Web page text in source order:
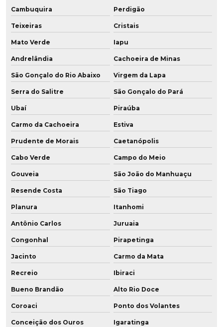
Cambuquira Perdigão
Teixeiras Cristais
Mato Verde Iapu
Andrelândia Cachoeira de Minas
São Gonçalo do Rio Abaixo Virgem da Lapa
Serra do Salitre São Gonçalo do Pará
Ubaí Piraúba
Carmo da Cachoeira Estiva
Prudente de Morais Caetanópolis
Cabo Verde Campo do Meio
Gouveia São João do Manhuaçu
Resende Costa São Tiago
Planura Itanhomi
Antônio Carlos Juruaia
Congonhal Pirapetinga
Jacinto Carmo da Mata
Recreio Ibiraci
Bueno Brandão Alto Rio Doce
Coroaci Ponto dos Volantes
Conceição dos Ouros Igaratinga